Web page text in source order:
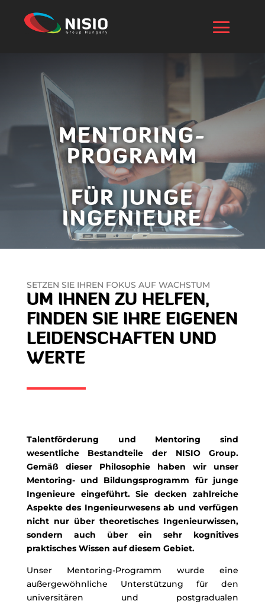
MENTORING-
PROGRAMM
FÜR JUNGE
INGENIEURE
SETZEN SIE IHREN FOKUS AUF WACHSTUM
UM IHNEN ZU HELFEN,
FINDEN SIE IHRE EIGENEN
LEIDENSCHAFTEN UND
WERTE
Talentförderung und Mentoring sind
wesentliche Bestandteile der NISIO Group.
Gemäß dieser Philosophie haben wir unser
Mentoring- und Bildungsprogramm für junge
Ingenieure eingeführt. Sie decken zahlreiche
Aspekte des Ingenieurwesens ab und verfügen
nicht nur über theoretisches Ingenieurwissen,
sondern auch über ein sehr kognitives
praktisches Wissen auf diesem Gebiet.
Unser Mentoring-Programm wurde eine
außergewöhnliche Unterstützung für den
universitären und postgradualen